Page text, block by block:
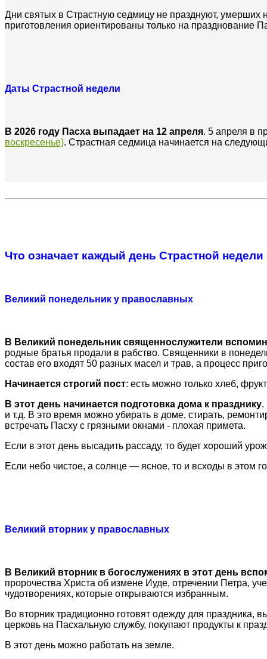
Дни святых в Страстную седмицу не празднуют, умерших
приготовления ориентированы только на празднование
Даты Страстной недели
В 2026 году Пасха выпадает на 12 апреля. 5 апреля в
воскресенье). Страстная седмица начинается на
Что означает каждый день Страстной
Великий понедельник у православных
В Великий понедельник священнослужители
родные братья продали в рабство. Священники в
состав его входят 50 разных масел и трав, а процесс
Начинается строгий пост: есть можно только хлеб,
В этот день начинается подготовка дома к празднику.
и т.д. В это время можно убирать в доме, стирать,
встречать Пасху с грязными окнами - плохая примета.
Если в этот день высадить рассаду, то будет хороший
Если небо чистое, а солнце — ясное, то и всходы в этом
Великий вторник у православных
В Великий вторник в богослужениях в этот день
пророчества Христа об измене Иуде, отречении Петра,
чудотворениях, которые открываются избранным.
Во вторник традиционно готовят одежду для праздника,
церковь на Пасхальную службу, покупают продукты к
В этот день можно работать на земле.